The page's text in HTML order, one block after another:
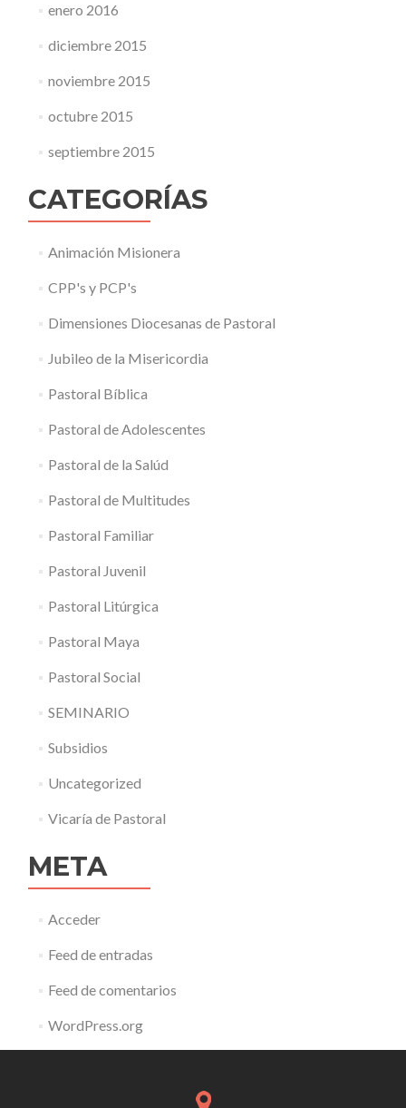
enero 2016
diciembre 2015
noviembre 2015
octubre 2015
septiembre 2015
CATEGORÍAS
Animación Misionera
CPP's y PCP's
Dimensiones Diocesanas de Pastoral
Jubileo de la Misericordia
Pastoral Bíblica
Pastoral de Adolescentes
Pastoral de la Salúd
Pastoral de Multitudes
Pastoral Familiar
Pastoral Juvenil
Pastoral Litúrgica
Pastoral Maya
Pastoral Social
SEMINARIO
Subsidios
Uncategorized
Vicaría de Pastoral
META
Acceder
Feed de entradas
Feed de comentarios
WordPress.org